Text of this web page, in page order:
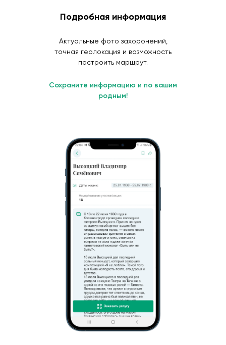
Подробная информация
Актуальные фото захоронений,
точная геолокация и возможность
построить маршрут.
Сохраните информацию и по вашим
родным!